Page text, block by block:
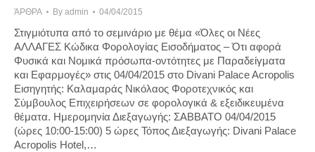
ΆΡΘΡΑ By admin 04/04/2015
Στιγμιότυπα από το σεμινάριο με θέμα «Όλες οι Νέες
ΑΛΛΑΓΕΣ Κώδικα Φορολογίας Εισοδήματος – Ότι αφορά
Φυσικά και Νομικά πρόσωπα-οντότητες με Παραδείγματα
και Εφαρμογές» στις 04/04/2015 στο Divani Palace Acropolis
Εισηγητής: Καλαμαράς Νικόλαος Φοροτεχνικός και
Σύμβουλος Επιχειρήσεων σε φορολογικά & εξειδικευμένα
θέματα. Ημερομηνία Διεξαγωγής: ΣΑΒΒΑΤΟ 04/04/2015
(ώρες 10:00-15:00) 5 ώρες Τόπος Διεξαγωγής: Divani Palace
Acropolis Hotel,…